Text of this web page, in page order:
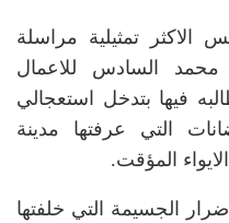
الاكثر تمثيلية مراسلة
السادس للاعمال
فيها بتدخل استعجالي
التي عرفتها مدينة
المؤقت.
الجسيمة التي خلفتها